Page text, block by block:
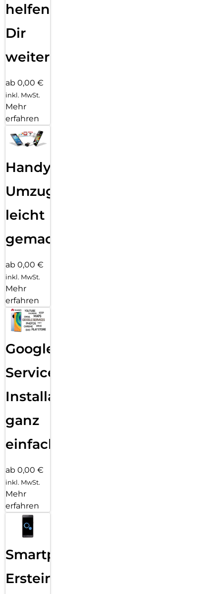
helfen
Dir
weiter
ab 0,00 €
inkl. MwSt.
Mehr
erfahren
Handy
Umzug
leicht
gemacht!
ab 0,00 €
inkl. MwSt.
Mehr
erfahren
Google
Services
Installation
ganz
einfach
ab 0,00 €
inkl. MwSt.
Mehr
erfahren
Smartphone
Ersteinrichtung